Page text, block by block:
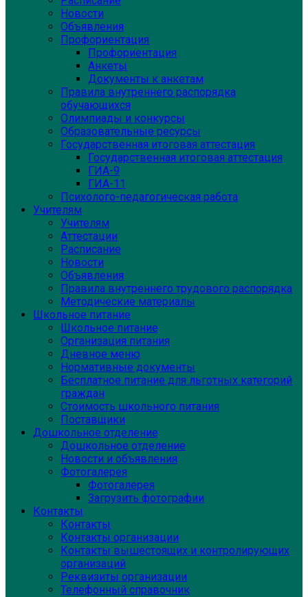
Новости
Объявления
Профориентация
Профориентация
Анкеты
Документы к анкетам
Правила внутреннего распорядка
обучающихся
Олимпиады и конкурсы
Образовательные ресурсы
Государственная итоговая аттестация
Государственная итоговая аттестация
ГИА-9
ГИА-11
Психолого-педагогическая работа
Учителям
Учителям
Аттестации
Расписание
Новости
Объявления
Правила внутреннего трудового распорядка
Методические материалы
Школьное питание
Школьное питание
Организация питания
Дневное меню
Нормативные документы
Бесплатное питание для льготных категорий
граждан
Стоимость школьного питания
Поставщики
Дошкольное отделение
Дошкольное отделение
Новости и объявления
Фотогалерея
Фотогалерея
Загрузить фотографии
Контакты
Контакты
Контакты организации
Контакты вышестоящих и контролирующих
организаций
Реквизиты организации
Телефонный справочник